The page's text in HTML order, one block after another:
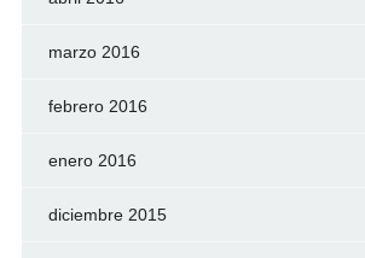
marzo 2016
febrero 2016
enero 2016
diciembre 2015